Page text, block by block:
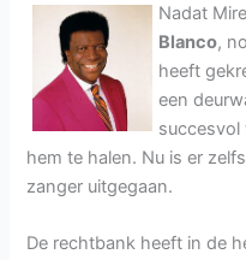
Nadat
Blanco,
heeft
een
succesvol
hem te halen. Nu is er
zanger uitgegaan.
De rechtbank heeft in de